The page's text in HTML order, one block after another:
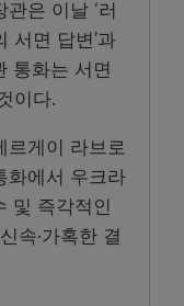
은 이날 ‘러
서면 답변’과
통화는 서면
이다.
르게이 라브로
화에서 우크라
및 즉각적인
속·가혹한 결